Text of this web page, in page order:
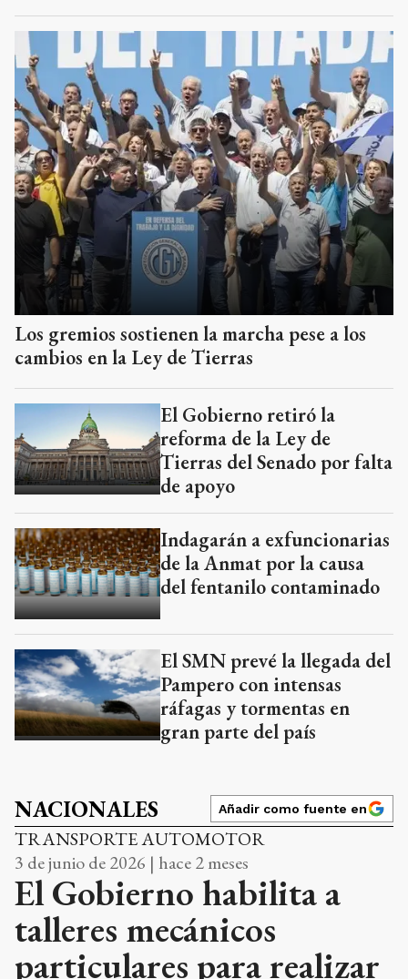
Los gremios sostienen la marcha pese a los
cambios en la Ley de Tierras
El Gobierno retiró la
reforma de la Ley de
Tierras del Senado por falta
de apoyo
Indagarán a exfuncionarias
de la Anmat por la causa
del fentanilo contaminado
El SMN prevé la llegada del
Pampero con intensas
ráfagas y tormentas en
gran parte del país
NACIONALES Añadir como fuente en
TRANSPORTE AUTOMOTOR
3 de junio de 2026 | hace 2 meses
El Gobierno habilita a
talleres mecánicos
particulares para realizar